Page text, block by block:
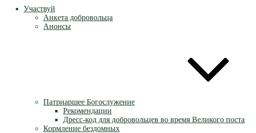
Участвуй
Анкета добровольца
Анонсы
Патриаршее Богослужение
Рекомендации
Дресс-код для добровольцев во время Великого поста
Кормление бездомных